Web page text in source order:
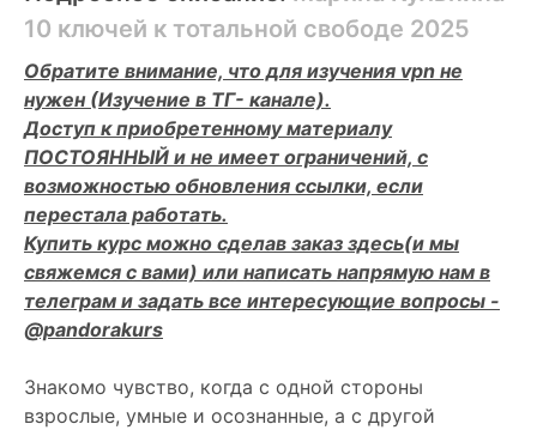
10 ключей к тотальной свободе 2025
Обратите внимание, что для изучения vpn не
нужен (Изучение в ТГ- канале).
Доступ к приобретенному материалу
ПОСТОЯННЫЙ и не имеет ограничений, с
возможностью обновления ссылки, если
перестала работать.
Купить курс можно сделав заказ здесь(и мы
свяжемся с вами) или написать напрямую нам в
телеграм и задать все интересующие вопросы -
@pandorakurs
Знакомо чувство, когда с одной стороны
взрослые, умные и осознанные, а с другой